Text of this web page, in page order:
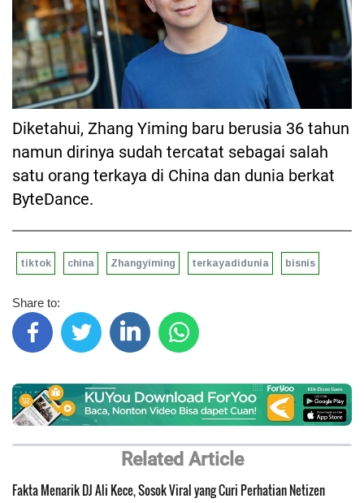
Diketahui, Zhang Yiming baru berusia 36 tahun
namun dirinya sudah tercatat sebagai salah
satu orang terkaya di China dan dunia berkat
ByteDance.
tiktok china Zhangyiming terkayadidunia bisnis
Share to:
Related Article
Fakta Menarik DJ Ali Kece, Sosok Viral yang Curi Perhatian Netizen